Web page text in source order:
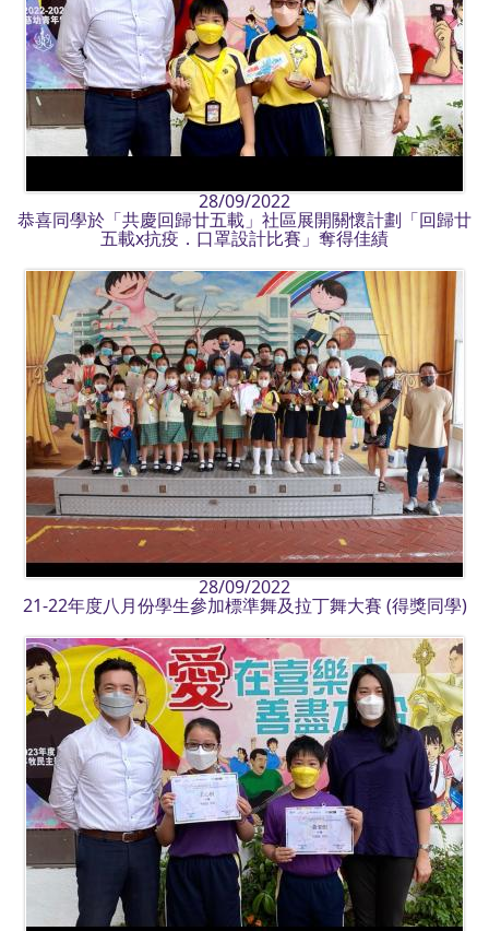
28/09/2022
恭喜同學於「共慶回歸廿五載」社區展開關懷計劃「回歸廿
五載x抗疫．口罩設計比賽」奪得佳績
28/09/2022
21-22年度八月份學生參加標準舞及拉丁舞大賽 (得獎同學)